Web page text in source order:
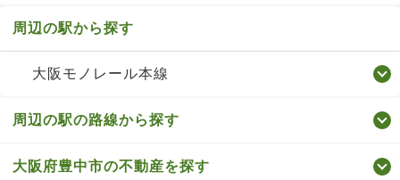
周辺の駅から探す
大阪モノレール本線
周辺の駅の路線から探す
大阪府豊中市の不動産を探す